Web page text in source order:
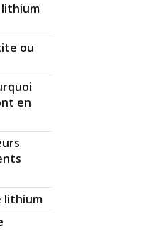
ou
en
lithium